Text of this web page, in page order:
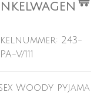
243-
V/111
Woody pyjama